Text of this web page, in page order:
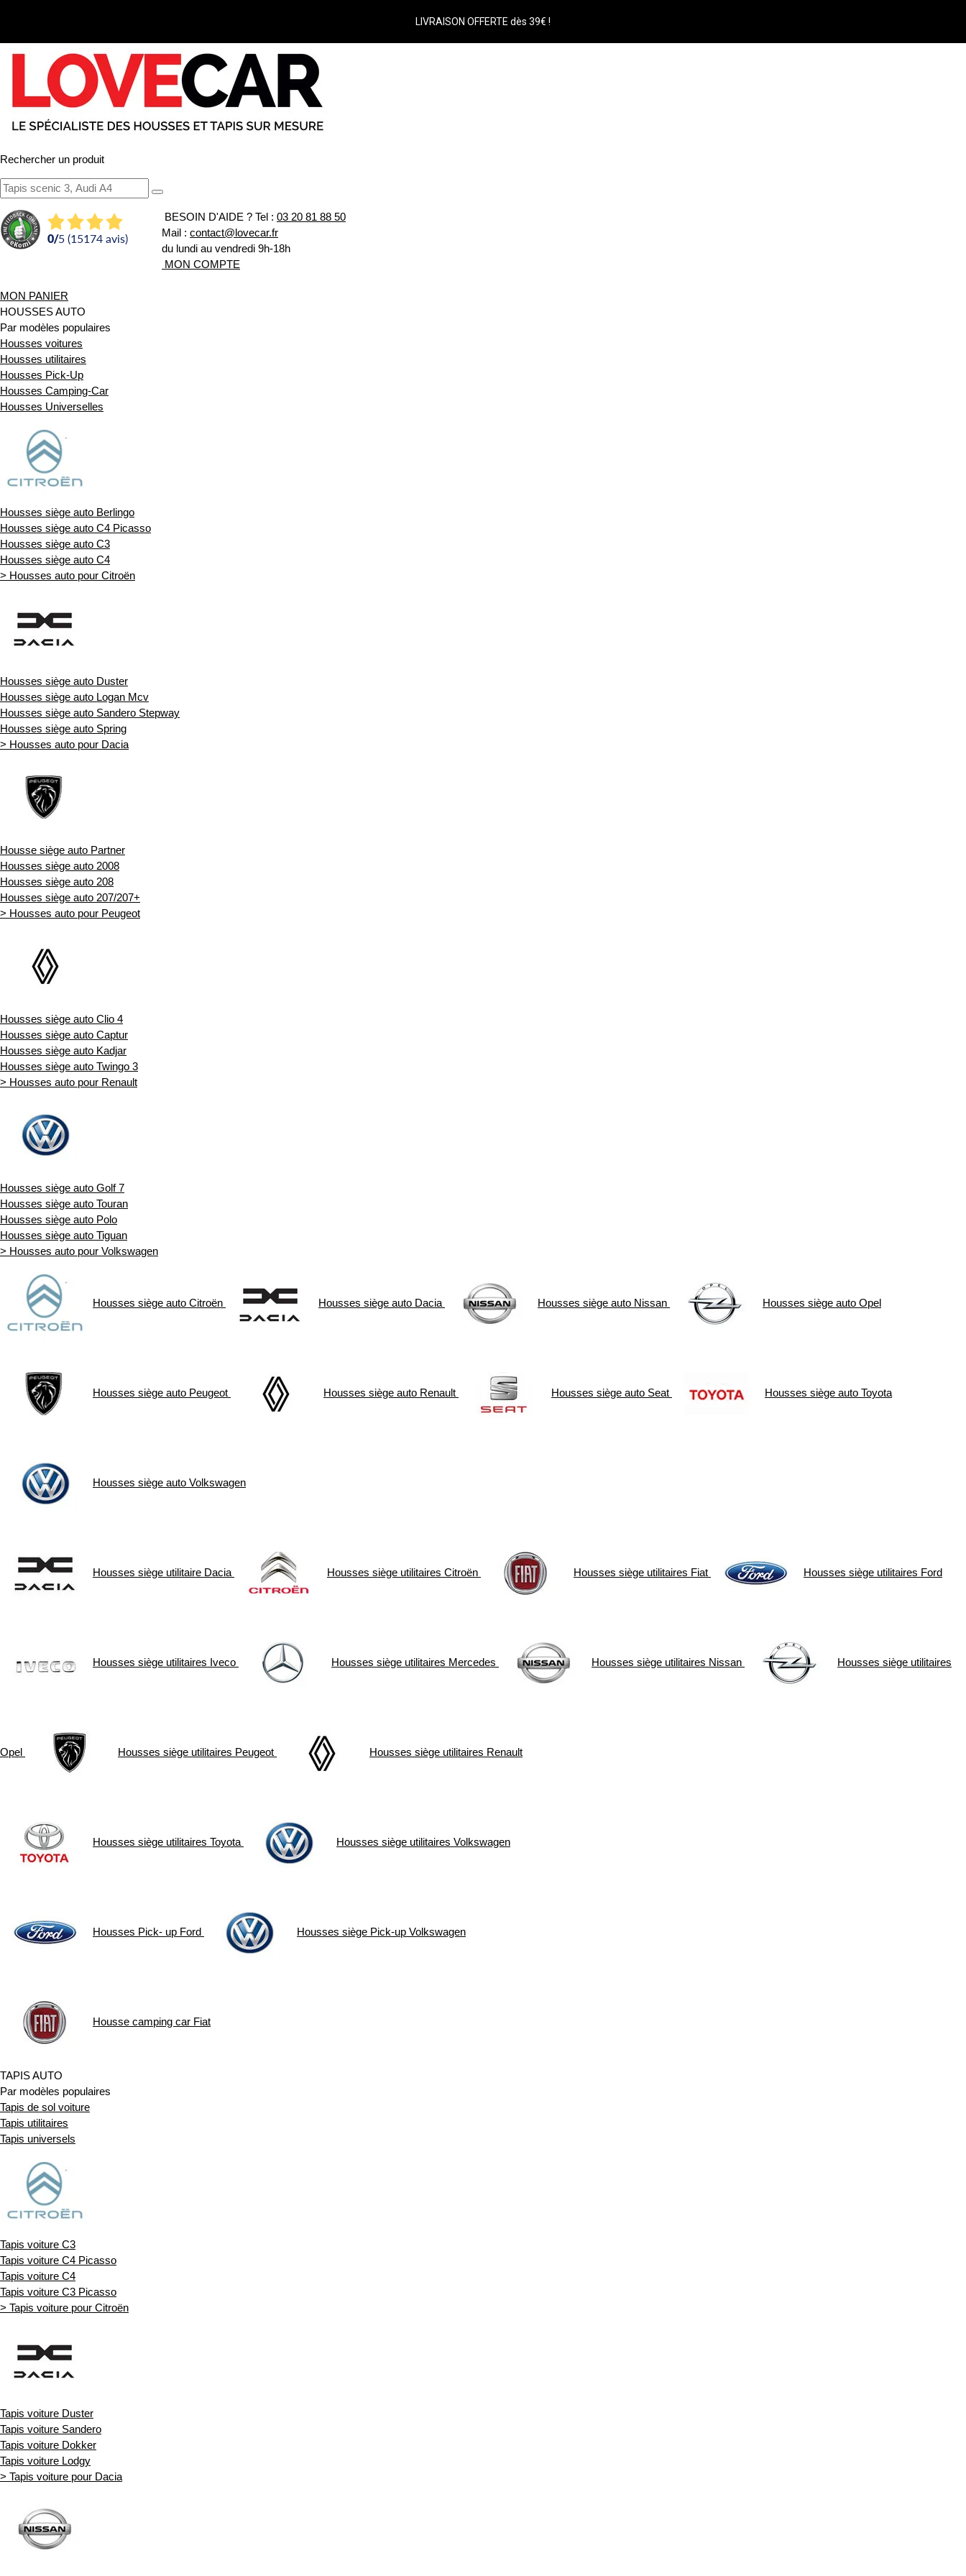
LIVRAISON OFFERTE dès 39€ !
Rechercher un produit
0/5 (15174 avis)
BESOIN D'AIDE ? Tel : 03 20 81 88 50
Mail : contact@lovecar.fr
du lundi au vendredi 9h-18h
MON COMPTE
MON PANIER
HOUSSES AUTO
Par modèles populaires
Housses voitures
Housses utilitaires
Housses Pick-Up
Housses Camping-Car
Housses Universelles
Housses siège auto Berlingo
Housses siège auto C4 Picasso
Housses siège auto C3
Housses siège auto C4
> Housses auto pour Citroën
Housses siège auto Duster
Housses siège auto Logan Mcv
Housses siège auto Sandero Stepway
Housses siège auto Spring
> Housses auto pour Dacia
Housse siège auto Partner
Housses siège auto 2008
Housses siège auto 208
Housses siège auto 207/207+
> Housses auto pour Peugeot
Housses siège auto Clio 4
Housses siège auto Captur
Housses siège auto Kadjar
Housses siège auto Twingo 3
> Housses auto pour Renault
Housses siège auto Golf 7
Housses siège auto Touran
Housses siège auto Polo
Housses siège auto Tiguan
> Housses auto pour Volkswagen
Housses siège auto Citroën Housses siège auto Dacia Housses siège auto Nissan Housses siège auto Opel
Housses siège auto Peugeot Housses siège auto Renault Housses siège auto Seat Housses siège auto Toyota
Housses siège auto Volkswagen
Housses siège utilitaire Dacia Housses siège utilitaires Citroën Housses siège utilitaires Fiat Housses siège utilitaires Ford
Housses siège utilitaires Iveco Housses siège utilitaires Mercedes Housses siège utilitaires Nissan Housses siège utilitaires
Opel Housses siège utilitaires Peugeot Housses siège utilitaires Renault
Housses siège utilitaires Toyota Housses siège utilitaires Volkswagen
Housses Pick- up Ford Housses siège Pick-up Volkswagen
Housse camping car Fiat
TAPIS AUTO
Par modèles populaires
Tapis de sol voiture
Tapis utilitaires
Tapis universels
Tapis voiture C3
Tapis voiture C4 Picasso
Tapis voiture C4
Tapis voiture C3 Picasso
> Tapis voiture pour Citroën
Tapis voiture Duster
Tapis voiture Sandero
Tapis voiture Dokker
Tapis voiture Lodgy
> Tapis voiture pour Dacia